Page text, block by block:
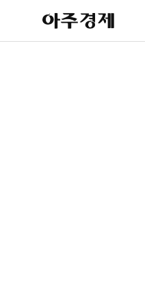
아
주
제